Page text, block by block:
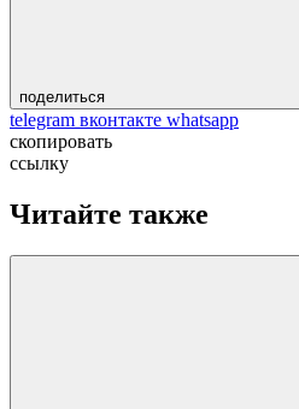
поделиться
telegram вконтакте whatsapp
скопировать
ссылку
Читайте также